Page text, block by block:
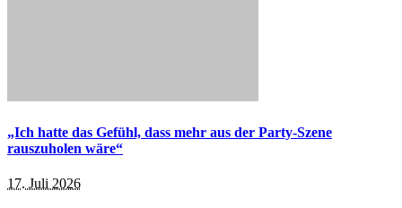
„Ich hatte das Gefühl, dass mehr aus der Party-Szene
rauszuholen wäre“
17. Juli 2026